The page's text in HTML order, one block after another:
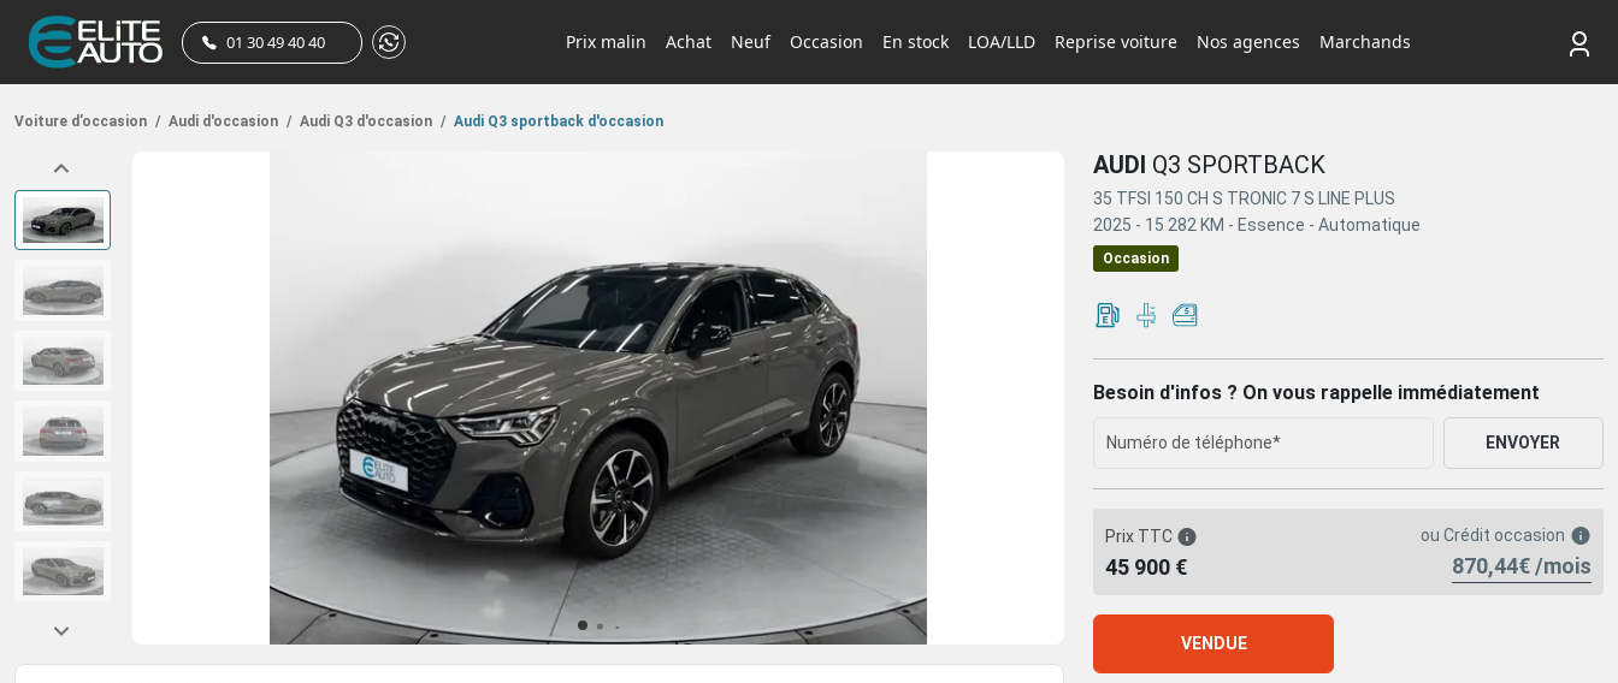
01 30 49 40 40 Prix malin Achat Neuf Occasion En stock LOA/LLD Reprise voiture Nos agences Marchands
Voiture d’occasion / Audi d'occasion / Audi Q3 d'occasion / Audi Q3 sportback d'occasion
AUDI Q3 SPORTBACK
35 TFSI 150 CH S TRONIC 7 S LINE PLUS
2025 - 15 282 KM - Essence - Automatique
Occasion
Besoin d'infos ? On vous rappelle immédiatement
ENVOYER
Prix TTC
45 900 €
ou Crédit occasion
870,44€ /mois
VENDUE